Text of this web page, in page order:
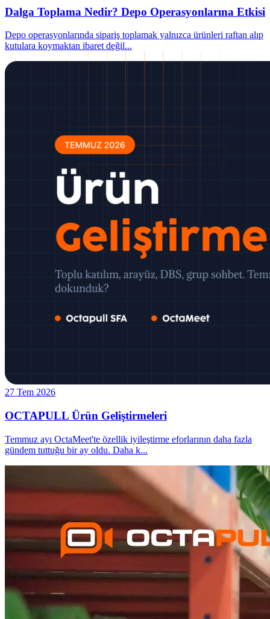
Dalga Toplama Nedir? Depo Operasyonlarına Etkisi
Depo operasyonlarında sipariş toplamak yalnızca ürünleri raftan alıp
kutulara koymaktan ibaret değil...
27 Tem 2026
OCTAPULL Ürün Geliştirmeleri
Temmuz ayı OctaMeet'te özellik iyileştirme eforlarının daha fazla
gündem tuttuğu bir ay oldu. Daha k...